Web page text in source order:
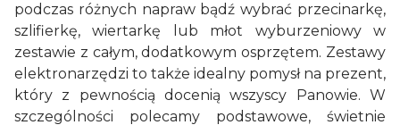
podczas różnych napraw bądź wybrać przecinarkę,
szlifierkę, wiertarkę lub młot wyburzeniowy w
zestawie z całym, dodatkowym osprzętem. Zestawy
elektronarzędzi to także idealny pomysł na prezent,
który z pewnością docenią wszyscy Panowie. W
szczególności polecamy podstawowe, świetnie